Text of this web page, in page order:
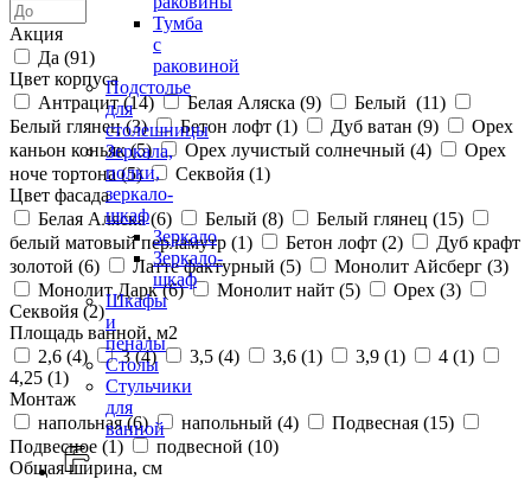
Тумба
с
раковиной
Подстолье
для
столешницы
Зеркала,
полки,
зеркало-
шкаф
Зеркало
Зеркало-
шкаф
Шкафы
и
пеналы
Столы
Стульчики
для
ванной
Акция
Да (91)
Цвет корпуса
Антрацит (14) Белая Аляска (9) Белый (11)
Белый глянец (3) Бетон лофт (1) Дуб ватан (9)
Орех
каньон коньяк (5) Орех лучистый солнечный (4)
Орех
ноче тортона (5) Секвойя (1)
Цвет фасада
Белая Аляска (6) Белый (8) Белый глянец (15)
белый матовый перламутр (1) Бетон лофт (2)
Дуб крафт
золотой (6) Латте фактурный (5) Монолит Айсберг (3)
Монолит Дарк (6) Монолит найт (5) Орех (3)
Секвойя (2)
Площадь ванной, м2
2,6 (4) 3 (4) 3,5 (4) 3,6 (1) 3,9 (1) 4 (1)
4,25 (1)
Монтаж
напольная (6) напольный (4) Подвесная (15)
Подвесное (1) подвесной (10)
Общая ширина, см